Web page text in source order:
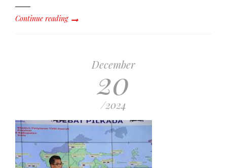
Continue reading
December
20
/2024